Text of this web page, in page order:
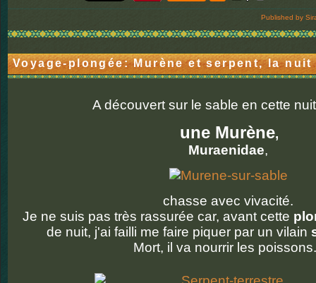
Published by
Voyage-plongée: Murène et serpent, la nuit
A découvert sur le sable en cette
une Murène,
Muraenidae,
chasse avec vivacité.
Je ne suis pas très rassurée car, avant cette
de nuit, j'ai failli me faire piquer par un vilain
Mort, il va nourrir les